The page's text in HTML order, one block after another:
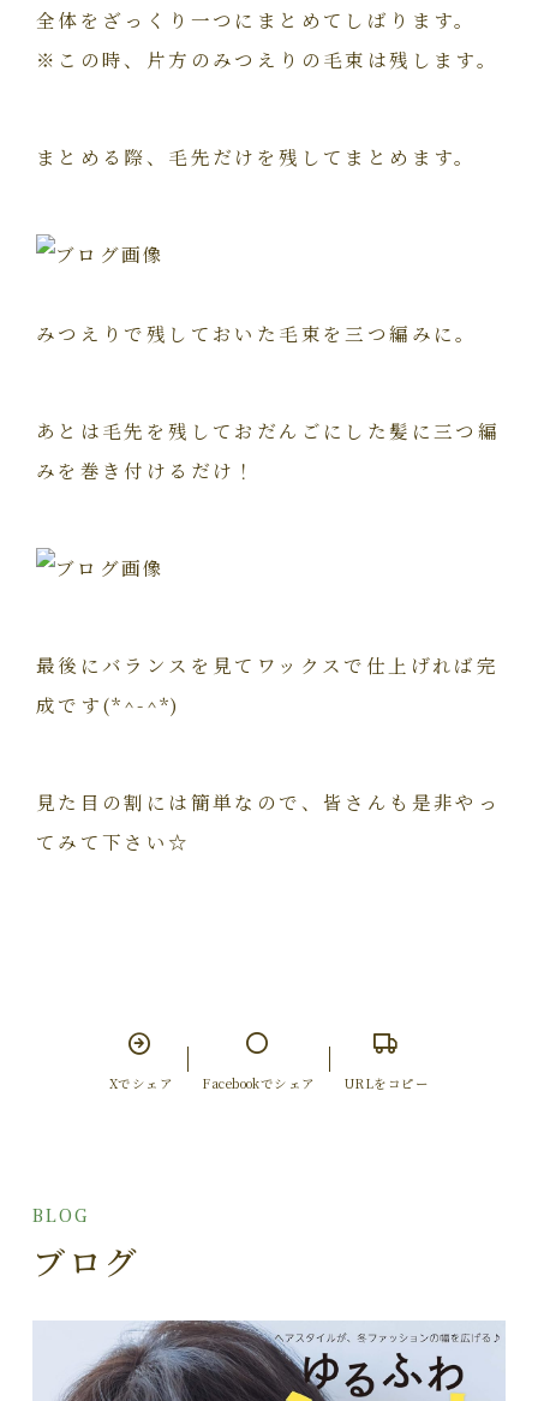
全体をざっくり一つにまとめてしばります。
※この時、片方のみつえりの毛束は残します。
まとめる際、毛先だけを残してまとめます。
みつえりで残しておいた毛束を三つ編みに。
あとは毛先を残しておだんごにした髪に三つ編
みを巻き付けるだけ！
最後にバランスを見てワックスで仕上げれば完
成です(*^-^*)
見た目の割には簡単なので、皆さんも是非やっ
てみて下さい☆
Xでシェア Facebookでシェア URLをコピー
BLOG
ブログ